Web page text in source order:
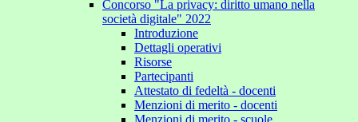
Concorso "La privacy: diritto umano nella
società digitale" 2022
Introduzione
Dettagli operativi
Risorse
Partecipanti
Attestato di fedeltà - docenti
Menzioni di merito - docenti
Menzioni di merito - scuole